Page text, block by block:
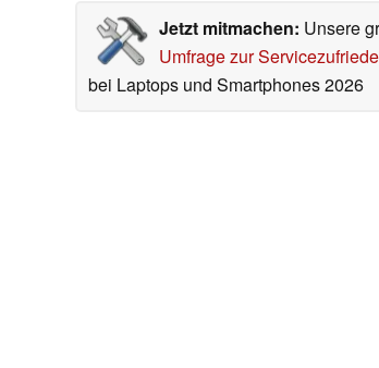
Jetzt mitmachen: Unsere
Umfrage zur
bei Laptops und Smartphones 2026